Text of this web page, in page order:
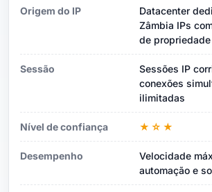
Origem do IP
Datacenter
Zâmbia IPs
de propriedade
Sessão
Sessões IP
conexões
ilimitadas
Nível de confiança ★☆★
Desempenho
Velocidade
automação e